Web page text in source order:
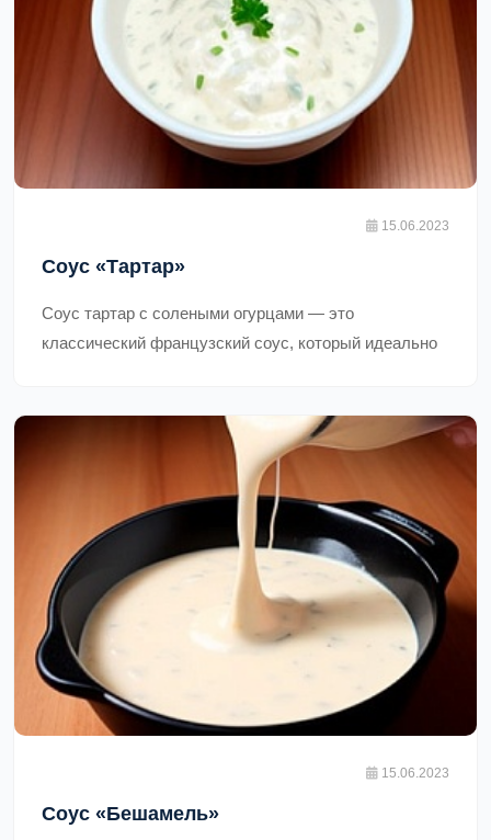
15.06.2023
Соус «Тартар»
Соус тартар с солеными огурцами — это
классический французский соус, который идеально
таких как стейки или говядина. Он имеет
кремообразную текстуру и насыщенный вкус
благодаря сочетанию майонеза, соленых огурцов,
каперсов, лука и специй. В итоге получится около 1,5
стаканов соуса.,
15.06.2023
Соус «Бешамель»